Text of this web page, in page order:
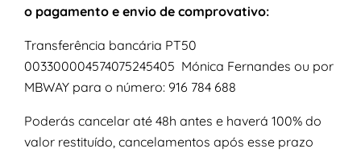
o pagamento e envio de comprovativo:
Transferência bancária PT50
003300004574075245405 Mónica Fernandes ou por
MBWAY para o número: 916 784 688
Poderás cancelar até 48h antes e haverá 100% do
valor restituído, cancelamentos após esse prazo